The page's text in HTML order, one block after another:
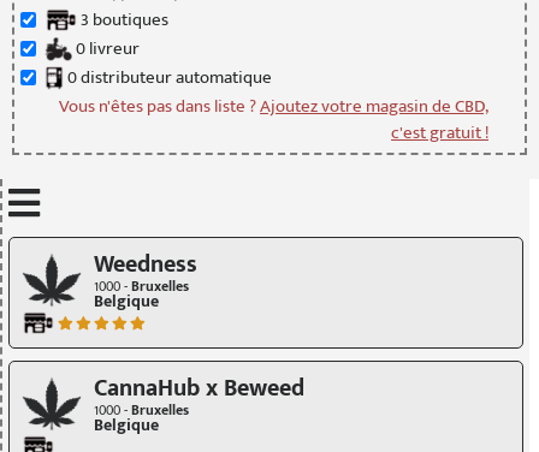
3 boutiques
0livreur
0distributeurautomatique
Vous n'êtes pas dans liste ?Ajoutez votre magasin de CBD,
c'est gratuit !
Weedness
1000 -Bruxelles
Belgique
CannaHub x Beweed
1000 -Bruxelles
Belgique